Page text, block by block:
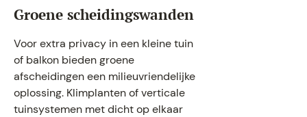
Groene scheidingswanden
Voor extra privacy in een kleine tuin
of balkon bieden groene
afscheidingen een milieuvriendelijke
oplossing. Klimplanten of verticale
tuinsystemen met dicht op elkaar